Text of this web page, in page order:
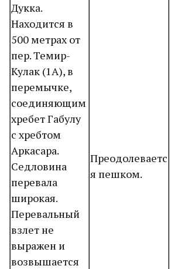
Дукка.
Находится в
500 метрах от
пер. Темир-
Кулак (1А), в
перемычке,
соединяющим
хребет Габулу
с хребтом
Аркасара.
Седловина
перевала
широкая.
Перевальный
взлет не
выражен и
возвышается
Преодолеваетс
я пешком.